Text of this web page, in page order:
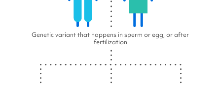
Genetic variant that happens in sperm or egg, or after
fertilization